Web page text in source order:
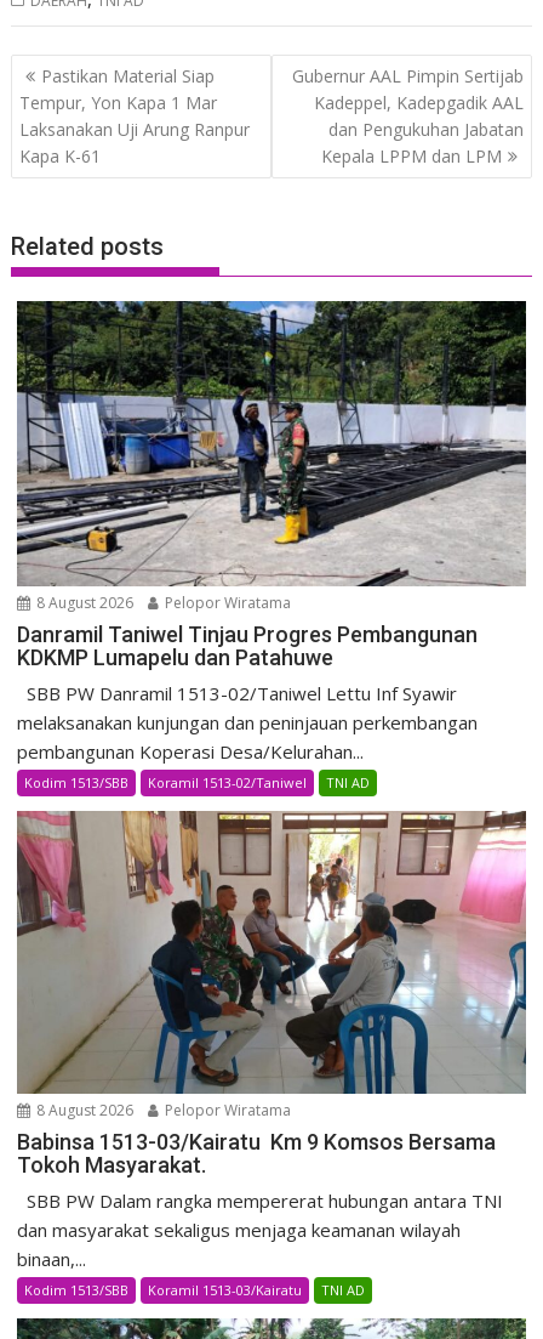
Post
navigation
Pastikan Material Siap
Tempur, Yon Kapa 1 Mar
Laksanakan Uji Arung Ranpur
Kapa K-61
Gubernur AAL Pimpin Sertijab
Kadeppel, Kadepgadik AAL
dan Pengukuhan Jabatan
Kepala LPPM dan LPM
Related posts
8 August 2026 Pelopor Wiratama
Danramil Taniwel Tinjau Progres Pembangunan
KDKMP Lumapelu dan Patahuwe
SBB PW Danramil 1513-02/Taniwel Lettu Inf Syawir
melaksanakan kunjungan dan peninjauan perkembangan
pembangunan Koperasi Desa/Kelurahan...
Kodim 1513/SBB Koramil 1513-02/Taniwel TNI AD
8 August 2026 Pelopor Wiratama
Babinsa 1513-03/Kairatu Km 9 Komsos Bersama
Tokoh Masyarakat.
SBB PW Dalam rangka mempererat hubungan antara TNI
dan masyarakat sekaligus menjaga keamanan wilayah
binaan,...
Kodim 1513/SBB Koramil 1513-03/Kairatu TNI AD